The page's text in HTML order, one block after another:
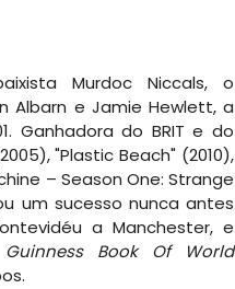
Murdoc Niccals, o
Albarn e Jamie Hewlett, a
Ganhadora do BRIT e do
"Plastic Beach" (2010),
– Season One: Strange
um sucesso nunca antes
a Manchester, e
Guinness Book Of World